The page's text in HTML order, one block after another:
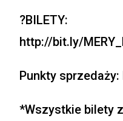
?BILETY:
http://bit.ly/
Punkty sprzedaży:
*Wszystkie bilety